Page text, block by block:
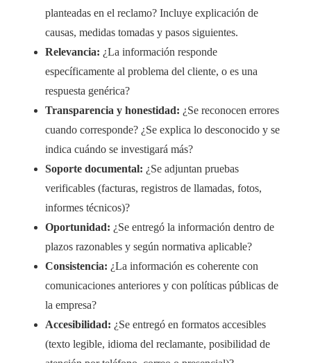
planteadas en el reclamo? Incluye explicación de
causas, medidas tomadas y pasos siguientes.
Relevancia: ¿La información responde
específicamente al problema del cliente, o es una
respuesta genérica?
Transparencia y honestidad: ¿Se reconocen errores
cuando corresponde? ¿Se explica lo desconocido y se
indica cuándo se investigará más?
Soporte documental: ¿Se adjuntan pruebas
verificables (facturas, registros de llamadas, fotos,
informes técnicos)?
Oportunidad: ¿Se entregó la información dentro de
plazos razonables y según normativa aplicable?
Consistencia: ¿La información es coherente con
comunicaciones anteriores y con políticas públicas de
la empresa?
Accesibilidad: ¿Se entregó en formatos accesibles
(texto legible, idioma del reclamante, posibilidad de